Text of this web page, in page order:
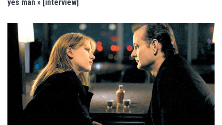
yes man » [interview]